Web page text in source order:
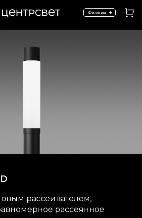
Фильтры +
рассеивателем,
рассеянное